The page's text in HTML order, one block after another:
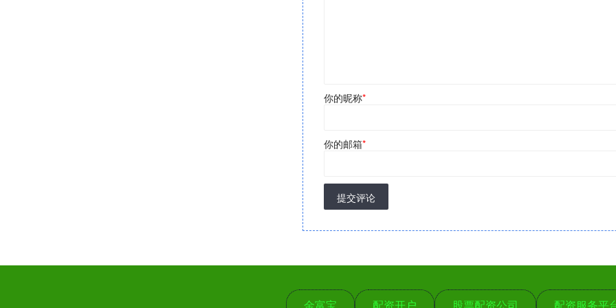
你的昵称*
你的邮箱*
提交评论